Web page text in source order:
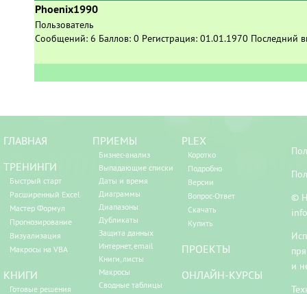
Phoenix1990
Пользователь
Сообщений: 6 Баллов: 0 Регистрация: 01.01.1970 Последний
ГЛАВНАЯ
ТРЕНИНГИ
Быстрый старт
Расширенный Excel
Мастер Формул
Прогнозирование
Визуализация
Макросы на VBA
КНИГИ
Готовые решения
ПРИЕМЫ
Бизнес-анализ
Выпадающие списки
Даты и время
Диаграммы
Диапазоны
Дубликаты
Защита данных
Интернет, email
Книги, листы
Макросы
Сводные таблицы
PLEX
Коротко
Подробно
Версии
Вопрос-Ответ
Скачать
Купить
ПРОЕКТЫ
ОНЛАЙН-КУРСЫ
©
и